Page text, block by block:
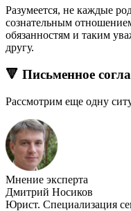
Разумеется, не каждые
сознательным
обязанностям и таким
другу.
🔻 Письменное
Рассмотрим еще одну
Мнение эксперта
Дмитрий Носиков
Юрист. Специализация